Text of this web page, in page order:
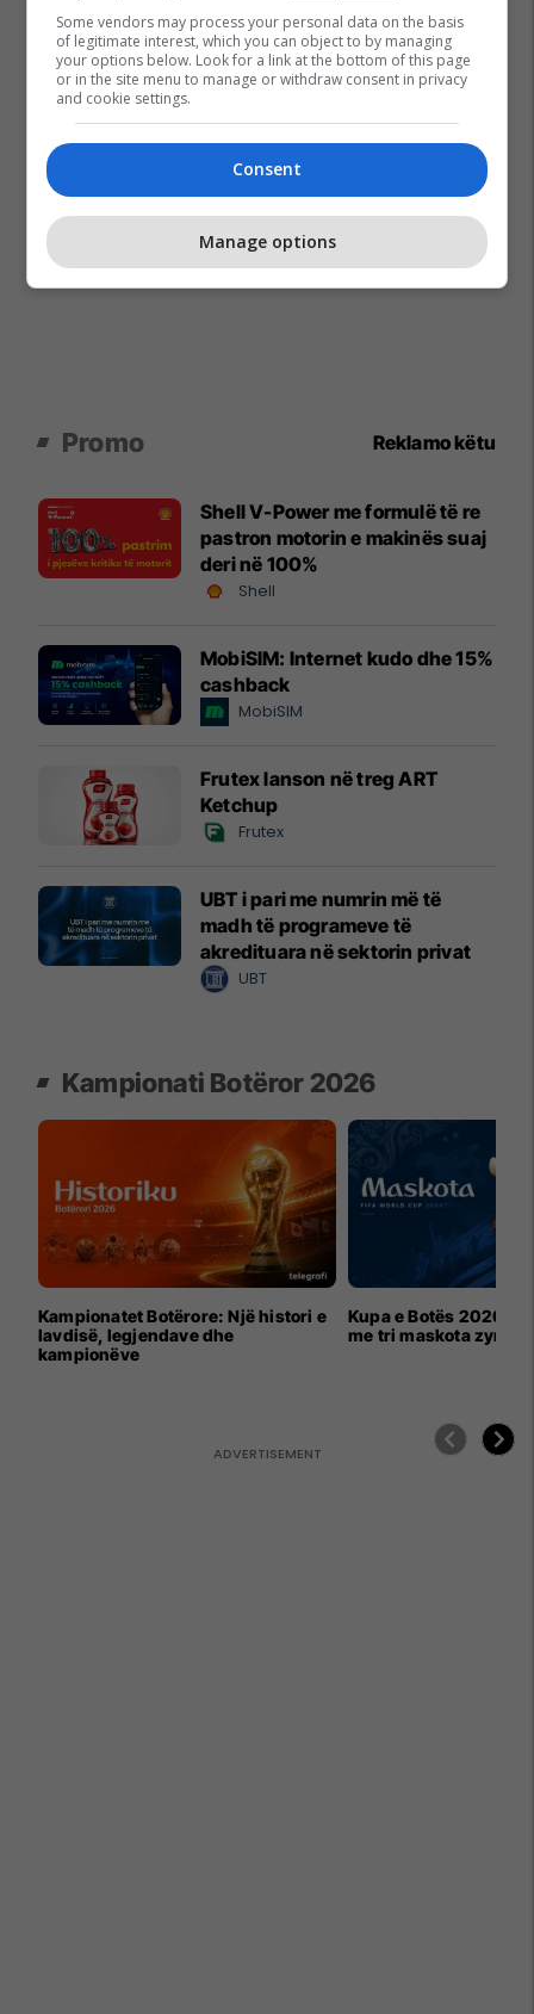
Promo Reklamo këtu
Shell V-Power me formulë të re
pastron motorin e makinës suaj
deri në 100%
Shell
MobiSIM: Internet kudo dhe 15%
cashback
MobiSIM
Frutex lanson në treg ART
Ketchup
Frutex
UBT i pari me numrin më të
madh të programeve të
akredituara në sektorin privat
UBT
Kampionati Botëror 2026
Kampionatet Botërore: Një histori e
lavdisë, legjendave dhe
kampionëve
Kupa e Botës 2026
me tri maskota zyrtare
Some vendors may process your personal data on the basis
of legitimate interest, which you can object to by managing
your options below. Look for a link at the bottom of this page
or in the site menu to manage or withdraw consent in privacy
and cookie settings.
Consent
Manage options